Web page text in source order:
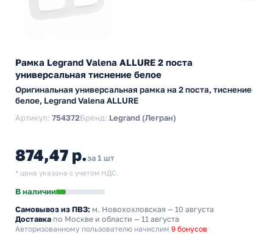
Рамка Legrand Valena ALLURE 2 поста
универсальная тиснение белое
Оригинальная универсальная рамка на 2 поста, тиснение
белое, Legrand Valena ALLURE
Артикул: 754372Бренд: Legrand (Легран)
874,47 р.за 1 шт
* цена указана с учетом НДС.
В наличии
Самовывоз из ПВЗ: м. Новохохловская — 10 августа
Доставка по Москве и области — 11 августа
Авторизованному пользователю начислим 9 бонусов